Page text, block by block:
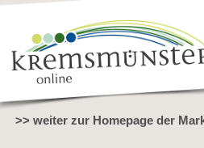
>> weiter zur Homepage der